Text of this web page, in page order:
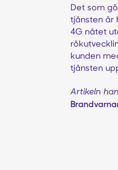
Det som
tjänsten är
4G nätet
kunden
tjänsten
Artikeln